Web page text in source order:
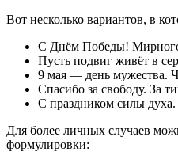
Вот несколько вариантов, в
С Днём Победы!
Пусть подвиг живёт в
9 мая — день мужества.
Спасибо за свободу. За
С праздником силы
Для более личных случаев
формулировки: